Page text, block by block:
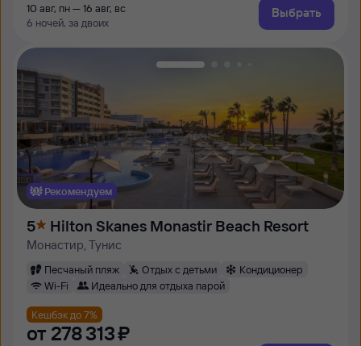
10 авг, пн — 16 авг, вс
6 ночей, за двоих
Выбрать
Рекомендуем
5 Hilton Skanes Monastir Beach Resort
Монастир, Тунис
Песчаный пляж Отдых с детьми
Кондиционер
Wi-Fi
Идеально для отдыха парой
Кешбэк до 7%
от 278 ⁠313 ⁠₽